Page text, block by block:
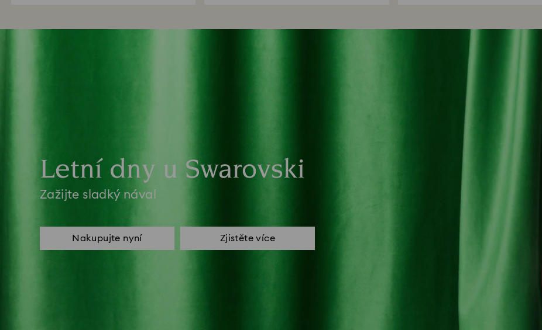
Letní dny u Swarovski
Zažijte sladký nával
Nakupujte nyní Zjistěte více